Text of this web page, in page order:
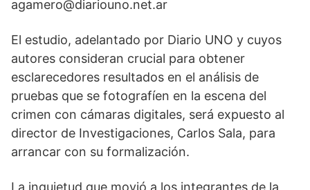
agamero@diariouno.net.ar
El estudio, adelantado por Diario UNO y cuyos
autores consideran crucial para obtener
esclarecedores resultados en el análisis de
pruebas que se fotografíen en la escena del
crimen con cámaras digitales, será expuesto al
director de Investigaciones, Carlos Sala, para
arrancar con su formalización.
La inquietud que movió a los integrantes de la